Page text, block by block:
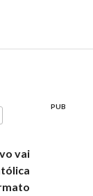
vai
PUB